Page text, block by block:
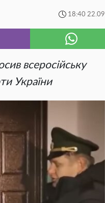
18:40 22.09
всеросійську
України